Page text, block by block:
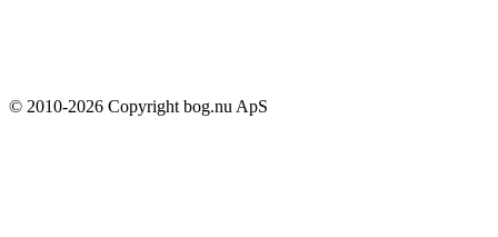
© 2010-2026 Copyright bog.nu ApS